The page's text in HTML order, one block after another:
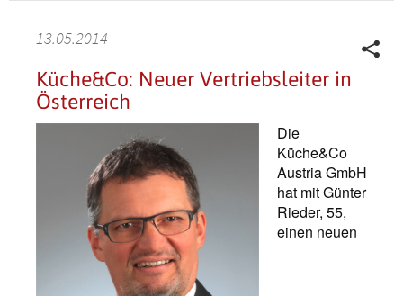
13.05.2014
Küche&Co: Neuer Vertriebsleiter in
Österreich
Die
Küche&Co
Austria GmbH
hat mit Günter
Rieder, 55,
einen neuen